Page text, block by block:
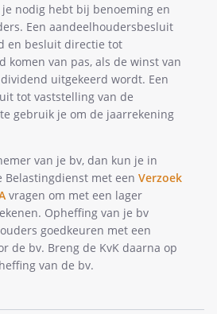
nodig hebt bij benoeming en
Een aandeelhoudersbesluit
en besluit directie tot
komen van pas, als de winst van
uitgekeerd wordt. Een
tot vaststelling van de
gebruik je om de jaarrekening
van je bv, dan kun je in
Belastingdienst met een Verzoek
vragen om met een lager
Opheffing van je bv
goedkeuren met een
de bv. Breng de KvK daarna op
van de bv.